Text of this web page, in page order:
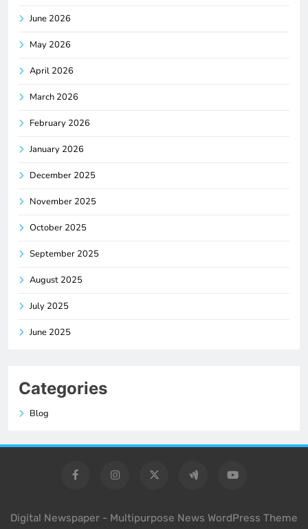
June 2026
May 2026
April 2026
March 2026
February 2026
January 2026
December 2025
November 2025
October 2025
September 2025
August 2025
July 2025
June 2025
Categories
Blog
Digital Newspaper - Multipurpose News WordPress Theme